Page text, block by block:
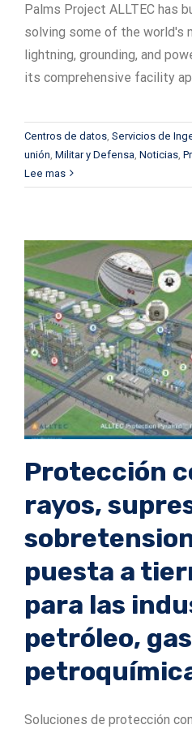
Palms Project ALLTEC has
solving some of the world's
lightning, grounding, and
its comprehensive facility
Centros de datos Servicios de
unión Militar y Defensa Noticias
Lee mas
Protección
rayos,
puesta a
para las
petróleo,
Soluciones de protección